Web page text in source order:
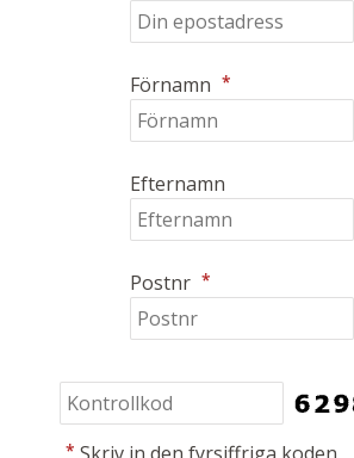
Förnamn *
Efternamn
Postnr *
*